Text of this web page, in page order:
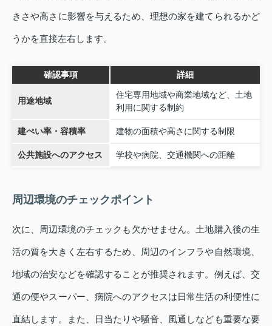
きさや高さに影響を与えるため、理想の家を建てられるかど
うかを直接左右します。
確認事項 詳細
用途地域
住宅専用地域や商業地域など、土地
利用に関する制約
建ぺい率・容積率 建物の面積や高さに関する制限
公共施設へのアクセス 学校や病院、交通機関への距離
周辺環境のチェックポイント
次に、周辺環境のチェックも欠かせません。土地購入後の生
活の質を大きく左右するため、周辺のインフラや自然環境、
地域の治安などを確認することが推奨されます。例えば、交
通の便やスーパー、病院へのアクセスは日常生活の利便性に
直結します。また、日当たりや騒音、風通しなども重要な要